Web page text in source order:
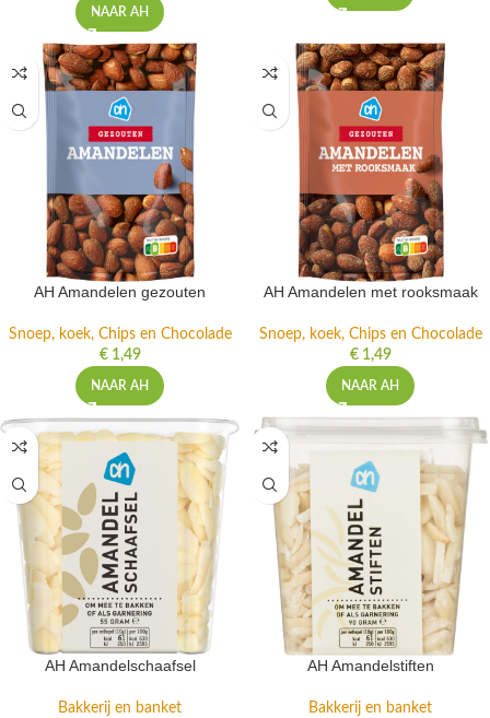
NAAR AH
AH Amandelen gezouten
Snoep, koek, Chips en Chocolade
€1,49
NAAR AH
AH Amandelen met rooksmaak
Snoep, koek, Chips en Chocolade
€1,49
NAAR AH
AH Amandelschaafsel
Bakkerij en banket
AH Amandelstiften
Bakkerij en banket